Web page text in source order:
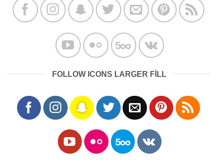
FOLLOW ICONS LARGER FILL